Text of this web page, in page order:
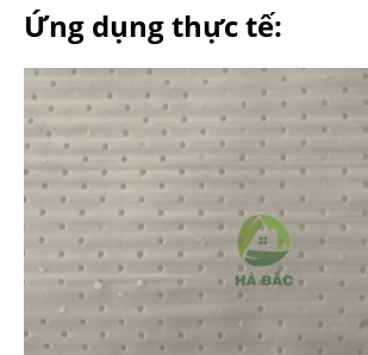
Ứng dụng thực tế: